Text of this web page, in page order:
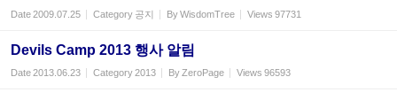
Date2009.07.25 Category 공지 ByWisdomTree Views 97731
Devils Camp 2013 행사 알림
Date2013.06.23 Category2013 By ZeroPage Views 96593